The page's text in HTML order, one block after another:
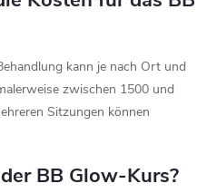
kann je nach Ort und
zwischen 1500 und
Sitzungen können
BB Glow-Kurs?